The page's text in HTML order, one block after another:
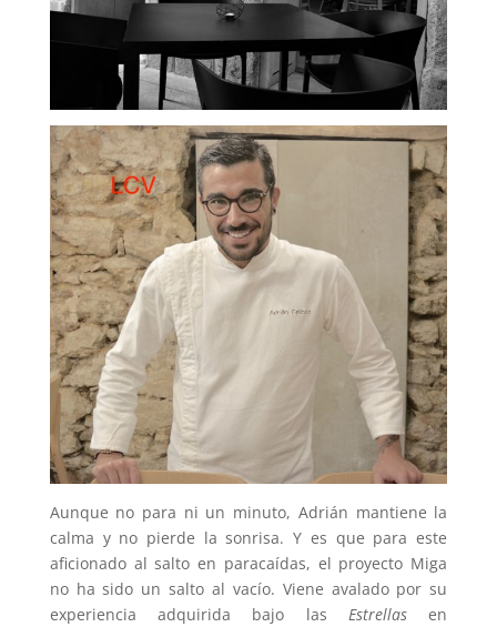
Aunque no para ni un minuto, Adrián mantiene la
calma y no pierde la sonrisa. Y es que para este
aficionado al salto en paracaídas, el proyecto Miga
no ha sido un salto al vacío. Viene avalado por su
experiencia adquirida bajo las Estrellasen